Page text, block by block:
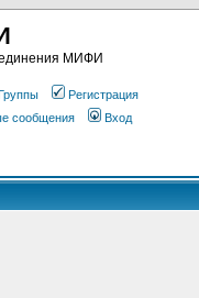
МИФИ
Регистрация
сообщения Вход